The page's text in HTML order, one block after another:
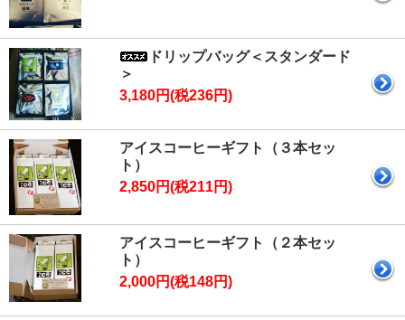
ドリップバッグ＜スタンダード
＞
3,180円(税236円)
アイスコーヒーギフト（３本セッ
ト）
2,850円(税211円)
アイスコーヒーギフト（２本セッ
ト）
2,000円(税148円)